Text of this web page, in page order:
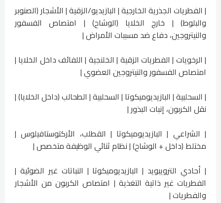
| الفطريات الجذرية الخارجية | البازيديو/الزقية | الأشجار (الصنوبر
والبلوط) | خارج الخلايا (الوشاح) | امتصاص الفسفور
والنيتروجين، دفاع ضد مسببات الأمراض |
| الرخويات | الفطريات الزقية | الخلنجية | اللفائف داخل الخلايا |
امتصاص الفسفور والنيتروجين العضوي |
| السحلبية | البازيديوميكوتا | السحلبية | الطحالب (داخل الخلايا) |
نقل الكربون، إنبات البذور |
| الشراعي | البازيديوميكوتا | القطلب، الأركتوستافيلوس |
مختلط (داخل + الوشاح) | نظام ثنائي الوظيفة متخصص |
| أحادي الترويبويد | البازيديوميكوتا | النباتات غير الضوئية |
الفطريات غير ذاتية التغذية | امتصاص الكربون من الأشجار
والفطريات |